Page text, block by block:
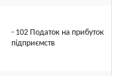
- 102 Податок на прибуток
підприємств